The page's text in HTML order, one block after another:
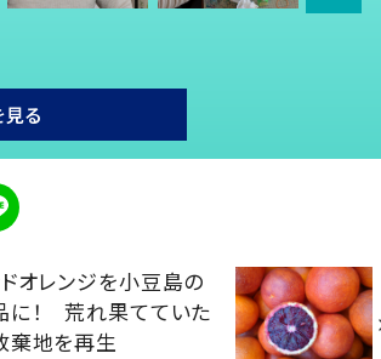
る
オレンジを小豆島の
に！ 荒れ果てていた
棄地を再生